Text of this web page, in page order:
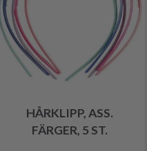
HÅRKLIPP, ASS.
FÄRGER, 5 ST.